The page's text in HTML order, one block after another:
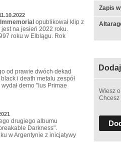
Immemorial opublikował klip z
na jesień 2022 roku.
roku w Elblągu. Rok
od prawie dwóch dekad
i death metalu zespół
demo "Ius Primae
drugiego albumu
Darkness".
w Argentynie z inicjatywy
Zapis
Wiesz
Chcesz